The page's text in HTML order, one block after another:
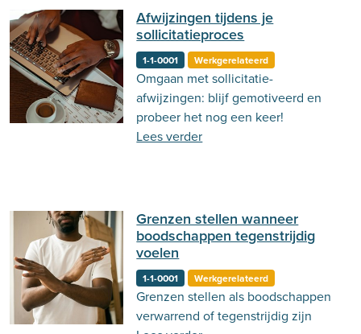
Neuropsychologie
Verslaving
Zingeving
Persoonlijkheid
Sport Hechting
Behandeling
Actueel
Stemming
Emoties
Afwijzingen tijdens je
sollicitatieproces
1-1-0001 Werkgerelateerd
Omgaan met sollicitatie-
afwijzingen: blijf gemotiveerd en
probeer het nog een keer!
Lees verder
Grenzen stellen wanneer
boodschappen tegenstrijdig
voelen
1-1-0001 Werkgerelateerd
Grenzen stellen als boodschappen
verwarrend of tegenstrijdig zijn